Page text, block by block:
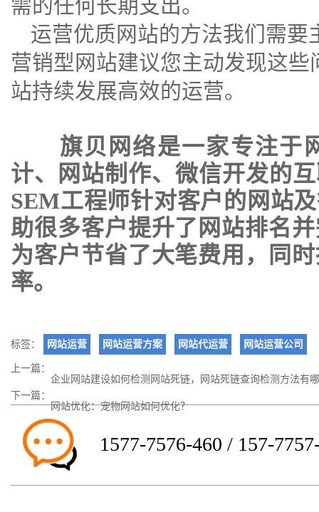
需的任何长期支出。
运营优质网站的方法我们需
营销型网站建议您主动发现这
站持续发展高效的运营。
旗贝网络是一家专注于
计、 网站制作、 微信开发的
SEM工程师针对客户的网站
助很多客户提升了网站排名
为客户节省了大笔费用，同
率。
标签： 网站运营 网站运营方案 网站代运营 网站运营公司
上一篇： 企业网站建设如何检测网站死链，网站死链查询检测方法有
下一篇：网站优化：宠物网站如何优化？
1577-7576-460 / 157-